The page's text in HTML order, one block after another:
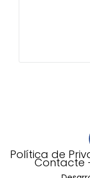
Política de
Contacte